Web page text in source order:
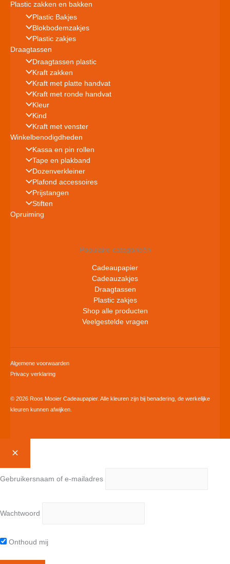
Plastic zakken en bakken
Plastic Bakjes
Blokbodemzakjes
Plastic zakjes
Draagtassen
Draagtassen plastic
Kraft zakken
Kraft met platte handvat
Kraft met ronde handvat
Kleur
Kind
Kraft met venster
Winkelbenodigdheden
Kassa en pin rollen
Tape en plakband
Dozenverkleiner
Plafond accessoires
Prijstangen
Stiften
Opruiming
Populaire categorieën
Cadeaupapier
Cadeauzakjes
Draagtassen
Plastic zakjes
Shop alle producten
Veelgestelde vragen
© 2026 Roos Mooier Cadeaupapier. Alle kleuren zijn bij benadering, de werkelijke
kleuren kunnen afwijken.
Algemene voorwaarden
Privacy verklaring
Gebruikersnaam of e-mailadres
Wachtwoord
Onthoud mij